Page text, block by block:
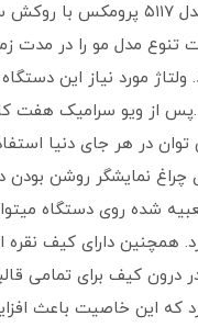
هفت کاره مدل ۵۱۱۷ پرومکس با
۲۸ وات تنوع مدل مو را در
در هر جای دنیا
چراغ نمایشگر روشن بودن
شده روی دستگاه
همچنین دارای کیف نقره
درون کیف برای تمامی
که این خاصیت باعث